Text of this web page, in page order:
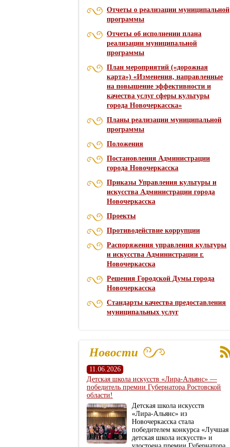
Отчеты о реализации муниципальной
программы
Отчеты об исполнении плана
реализации муниципальной
программы
План мероприятий («дорожная
карта») «Изменения, направленные
на повышение эффективности и
качества услуг сферы культуры
города Новочеркасска»
Планы реализации муниципальной
программы
Положения
Постановления Администрации
города Новочеркасска
Приказы Управления культуры и
искусства Администрации города
Новочеркасска
Проекты
Противодействие коррупции
Распоряжения управления культуры
и искусства Администрации г.
Новочеркасска
Решения Городской Думы города
Новочеркасска
Стандарты качества предоставления
муниципальных услуг
Новости
11.06.2026
Детская школа искусств «Лира‑Альянс» —
победитель премии Губернатора Ростовской
области!
Детская школа искусств
«Лира‑Альянс» из
Новочеркасска стала
победителем конкурса «Лучшая
детская школа искусств» и